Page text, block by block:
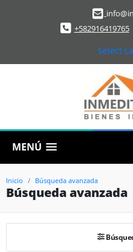
+582916419765
Select
MENÚ
Inicio Búsqueda avanzada
Búsqueda avanzada